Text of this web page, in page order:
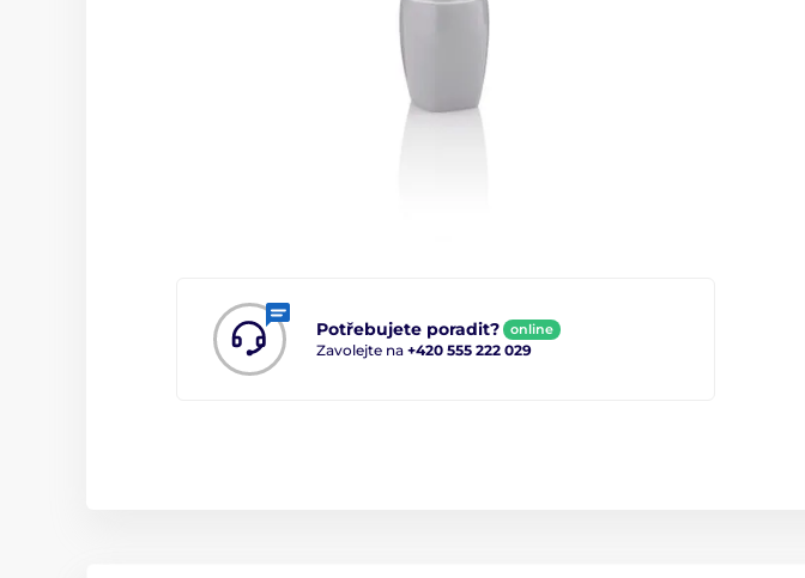
Potřebujete poradit? online
Zavolejte na +420 555 222 029